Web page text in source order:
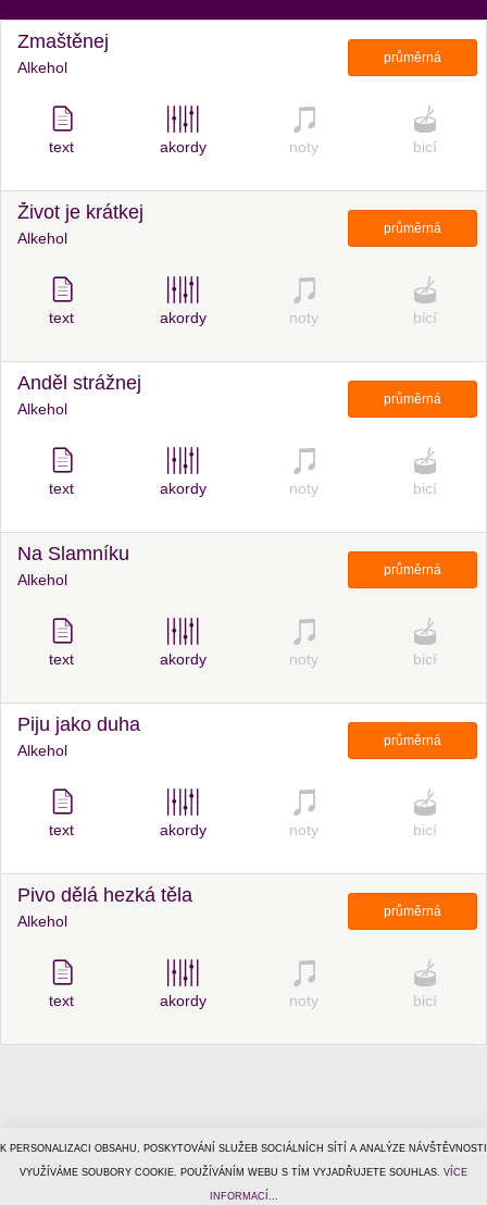
K PERSONALIZACI OBSAHU, POSKYTOVÁNÍ SLUŽEB SOCIÁLNÍCH SÍTÍ A ANALÝZE NÁVŠTĚVNOSTI
VYUŽÍVÁME SOUBORY COOKIE. POUŽÍVÁNÍM WEBU S TÍM VYJADŘUJETE SOUHLAS. VÍCE
INFORMACÍ...
Zmaštěnej
Alkehol
průměrná
text akordy noty bicí
Život je krátkej
Alkehol
průměrná
text akordy noty bicí
Anděl strážnej
Alkehol
průměrná
text akordy noty bicí
Na Slamníku
Alkehol
průměrná
text akordy noty bicí
Piju jako duha
Alkehol
průměrná
text akordy noty bicí
Pivo dělá hezká těla
Alkehol
průměrná
text akordy noty bicí
© 1996–2026Tiscali Media, a.s. ISSN 1801-5131
ochrana osobních údajů